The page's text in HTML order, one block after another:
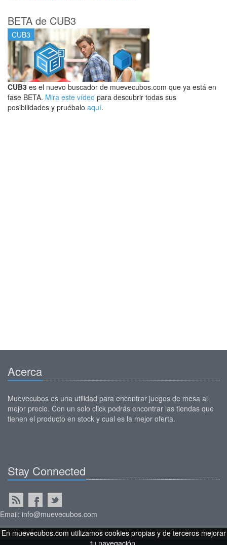
BETA de CUB3
CUB3
CUB3 es el nuevo buscador de muevecubos.com que ya está en
fase BETA. Mira este vídeo para descubrir todas sus
posibilidades y pruébalo aquí.
Acerca
Muevecubos es una utilidad para encontrar juegos de mesa al
mejor precio. Con un solo click podrás encontrar las tiendas que
tienen el producto en stock y cual es la mejor oferta.
Stay Connected
Email: info@muevecubos.com
En muevecubos.com utilizamos cookies propias y de terceros mejorar
tu navegación.